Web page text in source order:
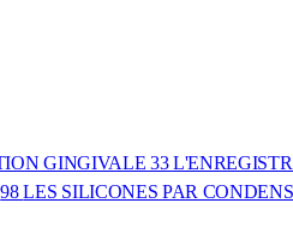
GINGIVALE 33
98LES SILICONES PAR